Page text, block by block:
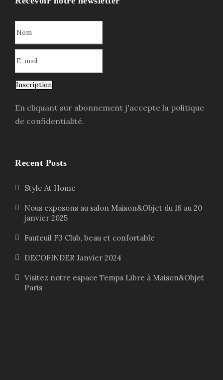
Inscription
En cliquant sur abonnement j'accepte la politique
de confidentialité.
Recent Posts
Style At Home
Nous exposons au salon Maison&Objet du 16 au 20
janvier 2025
Fauteuil F3 Club, beau et confortable
DECOFINDER Janvier 2024
Visitez notre espace Temps Libre à Maison&Objet
Paris